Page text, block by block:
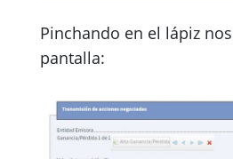
Pinchando en el lápiz
pantalla: